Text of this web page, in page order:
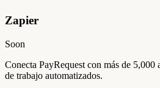
Zapier
Soon
Conecta PayRequest con más de
de trabajo automatizados.